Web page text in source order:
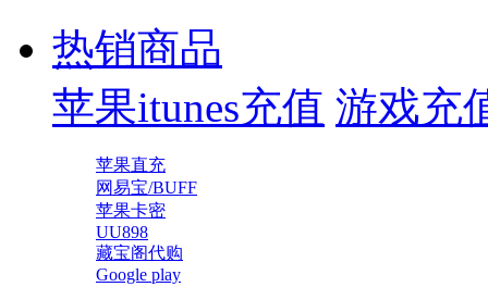
热销商品
苹果itunes充值 游戏充
苹果直充
网易宝/BUFF
苹果卡密
UU898
藏宝阁代购
Google play